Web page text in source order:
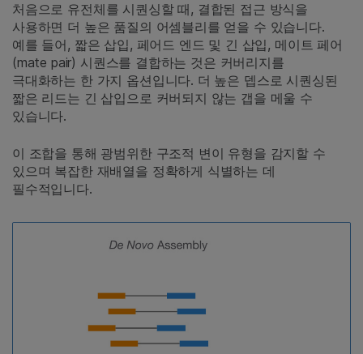
처음으로 유전체를 시퀀싱할 때, 결합된 접근 방식을
사용하면 더 높은 품질의 어셈블리를 얻을 수 있습니다.
예를 들어, 짧은 삽입, 페어드 엔드 및 긴 삽입, 메이트 페어
(mate pair) 시퀀스를 결합하는 것은 커버리지를
극대화하는 한 가지 옵션입니다. 더 높은 뎁스로 시퀀싱된
짧은 리드는 긴 삽입으로 커버되지 않는 갭을 메울 수
있습니다.
이 조합을 통해 광범위한 구조적 변이 유형을 감지할 수
있으며 복잡한 재배열을 정확하게 식별하는 데
필수적입니다.